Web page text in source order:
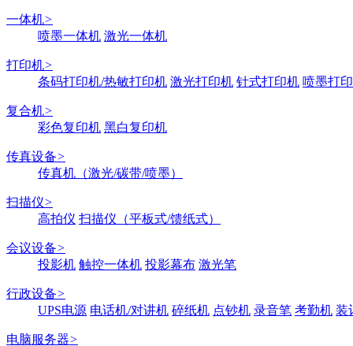
一体机>
喷墨一体机 激光一体机
打印机>
条码打印机/热敏打印机 激光打印机 针式打印机 喷墨打
复合机>
彩色复印机 黑白复印机
传真设备>
传真机（激光/碳带/喷墨）
扫描仪>
高拍仪 扫描仪（平板式/馈纸式）
会议设备>
投影机 触控一体机 投影幕布 激光笔
行政设备>
UPS电源 电话机/对讲机 碎纸机 点钞机 录音笔 考勤机 装
电脑服务器>